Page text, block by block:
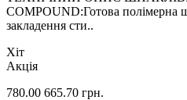
COMPОUND:Готова полімерна
закладення сти..
Хіт
Акція
780.00 665.70 грн.